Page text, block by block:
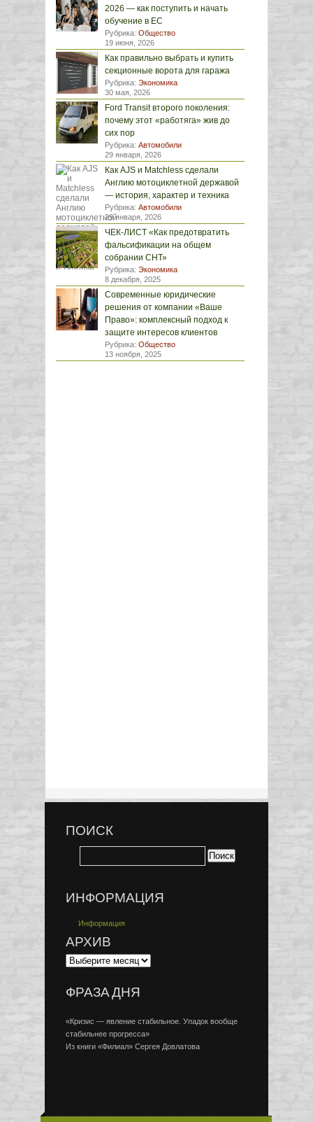
2026 — как поступить и начать
обучение в ЕС
Рубрика: Общество
19 июня, 2026
Как правильно выбрать и купить
секционные ворота для гаража
Рубрика: Экономика
30 мая, 2026
Ford Transit второго поколения:
почему этот «работяга» жив до
сих пор
Рубрика: Автомобили
29 января, 2026
Как AJS и Matchless сделали
Англию мотоциклетной державой
— история, характер и техника
Рубрика: Автомобили
29 января, 2026
ЧЕК-ЛИСТ «Как предотвратить
фальсификации на общем
собрании СНТ»
Рубрика: Экономика
8 декабря, 2025
Современные юридические
решения от компании «Ваше
Право»: комплексный подход к
защите интересов клиентов
Рубрика: Общество
13 ноября, 2025
ПОИСК
ИНФОРМАЦИЯ
Информация
АРХИВ
ФРАЗА ДНЯ
«Кризис — явление стабильное. Упадок вообще
стабильнее прогресса»
Из книги «Филиал» Сергея Довлатова